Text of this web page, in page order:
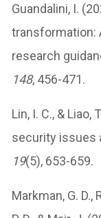
Guandalini, I.
transformation:
research
148, 456-471.
Lin, I. C., &
security issues
19(5), 653-659.
Markman, G. D.,